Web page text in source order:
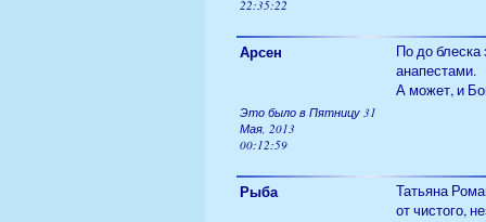
22:35:22
Арсен
По до
анапестами.
А может, и
Это было в Пятницу 31
Мая, 2013
00:12:59
Рыба
Татьяна
от чистого,